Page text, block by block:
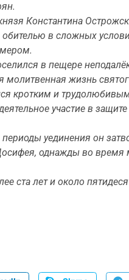
Константина
в сложных
в пещере
жизнь
кротким и
участие в
уединения он
однажды во
ста лет и около